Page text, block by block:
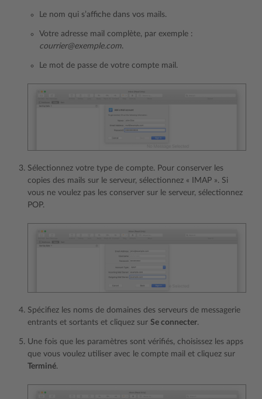
Le nom qui s’affiche dans vos mails.
Votre adresse mail complète, par exemple :
courrier@exemple.com.
Le mot de passe de votre compte mail.
Sélectionnez votre type de compte. Pour conserver les
copies des mails sur le serveur, sélectionnez « IMAP ». Si
vous ne voulez pas les conserver sur le serveur, sélectionnez
POP.
Spécifiez les noms de domaines des serveurs de messagerie
entrants et sortants et cliquez sur Se connecter.
Une fois que les paramètres sont vérifiés, choisissez les apps
que vous voulez utiliser avec le compte mail et cliquez sur
Terminé.